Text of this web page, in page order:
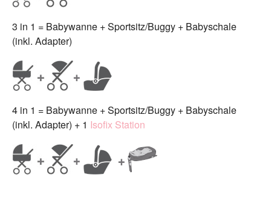
3 in 1 = Babywanne + Sportsitz/Buggy + Babyschale
(inkl. Adapter)
4 in 1 = Babywanne + Sportsitz/Buggy + Babyschale
(inkl. Adapter) + 1 Isofix Station